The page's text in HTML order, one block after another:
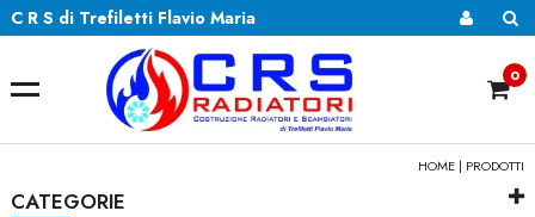
C R S di Trefiletti Flavio Maria
0
HOME | PRODOTTI
CATEGORIE